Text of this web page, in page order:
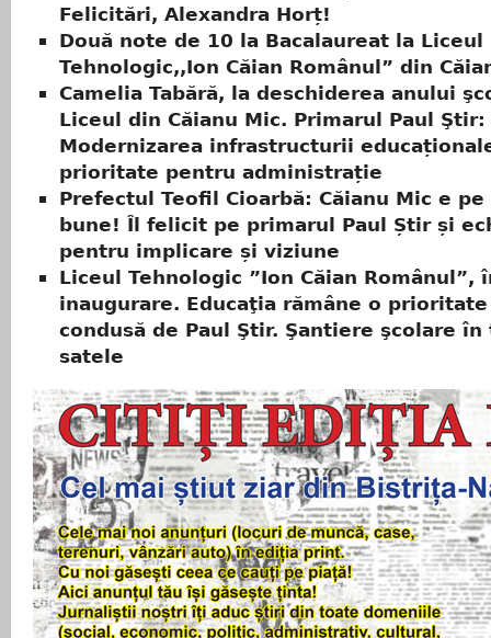
Felicitări, Alexandra Horț!
Două note de 10 la Bacalaureat la Liceul
Tehnologic,,Ion Căian Românul” din
Camelia Tabără, la deschiderea anului
Liceul din Căianu Mic. Primarul Paul Ştir:
Modernizarea infrastructurii
prioritate pentru administrație
Prefectul Teofil Cioarbă: Căianu Mic e
bune! Îl felicit pe primarul Paul Știr și
pentru implicare și viziune
Liceul Tehnologic ”Ion Căian Românul”,
inaugurare. Educaţia rămâne o
condusă de Paul Ştir. Şantiere şcolare în
satele